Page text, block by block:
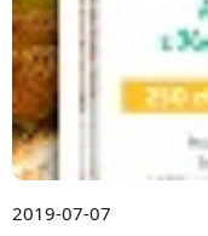
2019-07-07